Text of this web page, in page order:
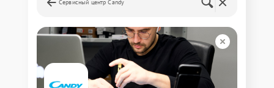
Сервисный центр Candy